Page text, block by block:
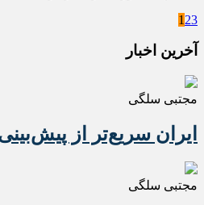
1 23
آخرین اخبار
مجتبی سلگی
ایران سریع‌تر از
مجتبی سلگی